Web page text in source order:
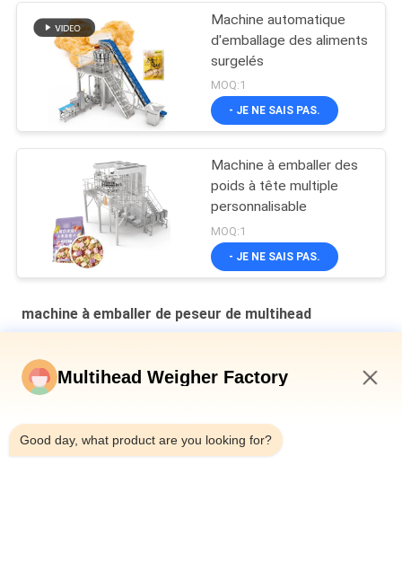
Machine automatique
d'emballage des aliments
surgelés
MOQ:1
- JE NE SAIS PAS.
Machine à emballer des
poids à tête multiple
personnalisable
MOQ:1
- JE NE SAIS PAS.
machine à emballer de peseur de multihead
multi-tête pesanteur de pain en sac
Multihead Weigher Factory
Good day, what product are you looking for?